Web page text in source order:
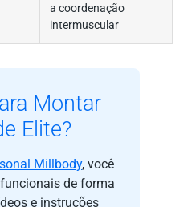
a coordenação
intermuscular
Montar
Elite?
Millbody, você
de forma
e instruções